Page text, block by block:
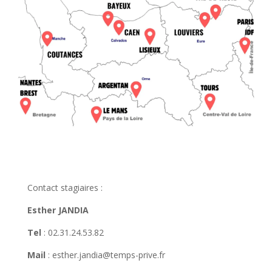
Contact stagiaires :
Esther JANDIA
Tel : 02.31.24.53.82
Mail : esther.jandia@temps-prive.fr